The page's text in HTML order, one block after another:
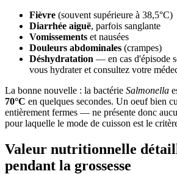
Fièvre (souvent supérieure à 38,5°C)
Diarrhée aiguë, parfois sanglante
Vomissements et nausées
Douleurs abdominales (crampes)
Déshydratation — en cas d'épisode
vous hydrater et consultez votre
La bonne nouvelle : la bactérie Salmonella
70°C en quelques secondes. Un oeuf bien
entièrement fermes — ne présente donc
pour laquelle le mode de cuisson est le
Valeur nutritionnelle
pendant la grossesse